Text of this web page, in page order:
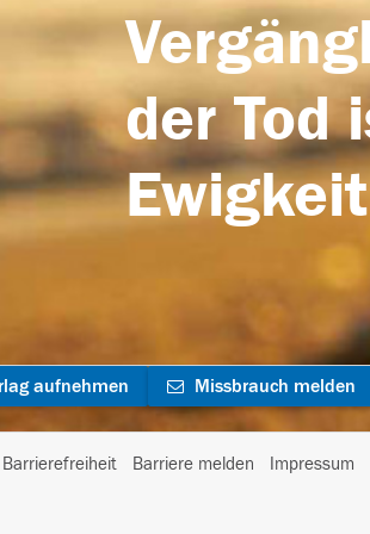
der Tod
aufnehmen Missbrauch melden
Barrierefreiheit Barriere melden Impressum